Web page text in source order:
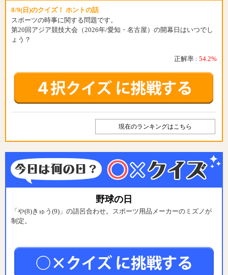
8/9(日)のクイズ！ ホントの話
スポーツの時事に関する問題です。
第20回アジア競技大会（2026年/愛知・名古屋）の開幕日はいつでし
ょう？
正解率 : 54.2%
現在のランキングはこちら
野球の日
「や(8)きゅう(9)」の語呂合わせ。スポーツ用品メーカーのミズノが
制定。